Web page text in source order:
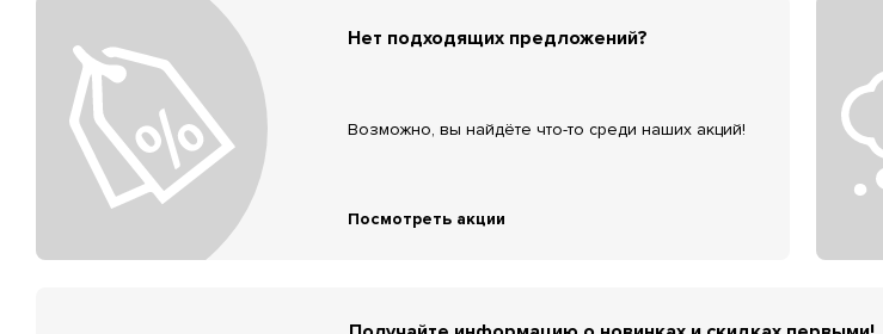
Нет подходящих предложений?
Возможно, вы найдёте что-то среди наших акций!
Посмотреть акции